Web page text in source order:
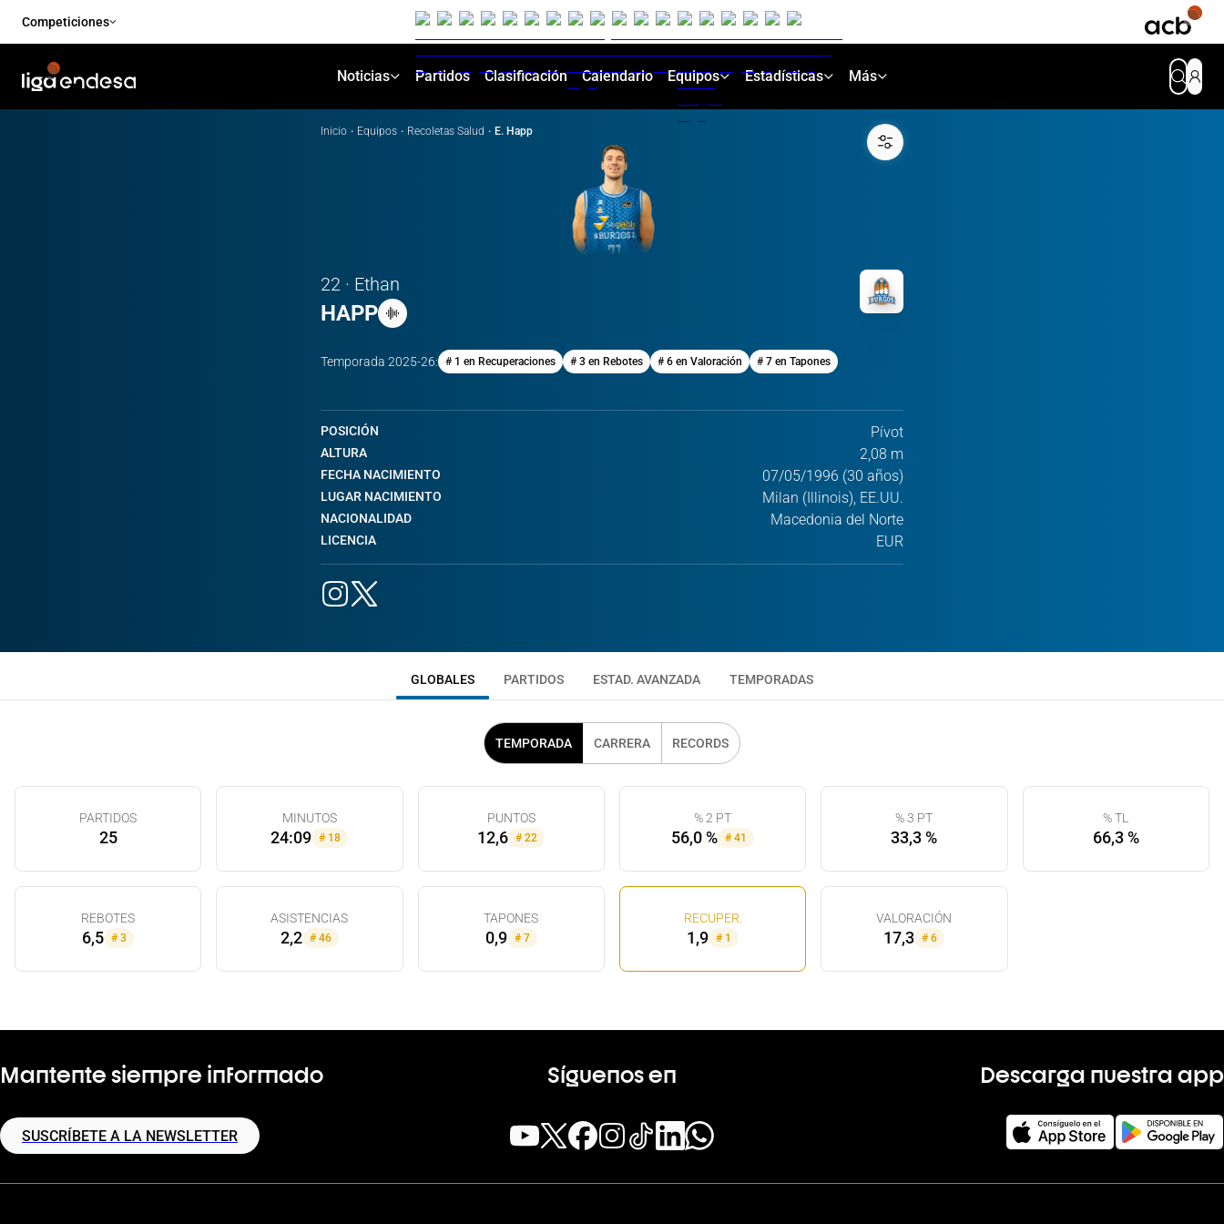
Competiciones
Noticias Partidos Clasificación Calendario Equipos Estadísticas Más
Inicio · Equipos · Recoletas Salud · E. Happ
22 · Ethan
HAPP
Temporada 2025-26: # 1 en Recuperaciones # 3 en Rebotes # 6 en Valoración # 7 en Tapones
POSICIÓN Pívot
ALTURA 2,08 m
FECHA NACIMIENTO 07/05/1996 (30 años)
LUGAR NACIMIENTO Milan (Illinois), EE.UU.
NACIONALIDAD Macedonia del Norte
LICENCIA EUR
GLOBALES PARTIDOS ESTAD. AVANZADA TEMPORADAS
TEMPORADA CARRERA RECORDS
PARTIDOS
25
MINUTOS
24:09 # 18
PUNTOS
12,6 #22
% 2 PT
56,0 % #41
% 3 PT
33,3 %
% TL
66,3 %
REBOTES
6,5 #3
ASISTENCIAS
2,2 # 46
TAPONES
0,9 # 7
RECUPER.
1,9 # 1
VALORACIÓN
17,3 #6
Mantente siempre informado
SUSCRÍBETE A LA NEWSLETTER
Síguenos en Descarga nuestra app